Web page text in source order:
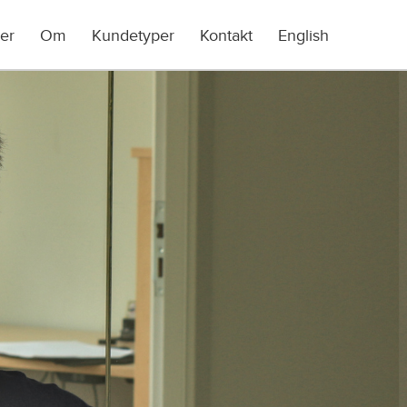
Om Kundetyper Kontakt English